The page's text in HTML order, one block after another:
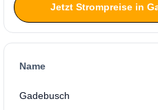
Jetzt Strompreise in
Name
Gadebusch